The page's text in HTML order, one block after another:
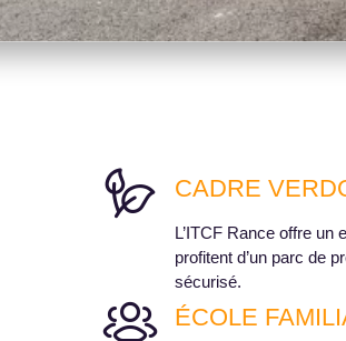
CADRE
L’ITCF Rance offre un
profitent d’un parc de
sécurisé.
ÉCOLE